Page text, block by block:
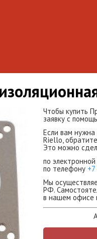
Чтобы купить
заявку с
Если вам нужна
Riello,
Это можно
по
по телефону
Мы
РФ.
в нашем офисе